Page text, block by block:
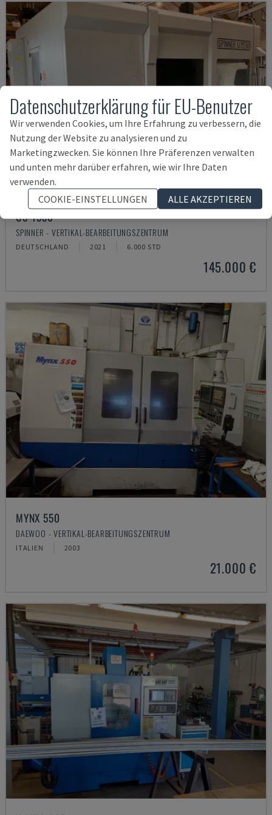
U5-1530
SPINNER - VERTIKAL-BEARBEITUNGSZENTRUM
DEUTSCHLAND 2021 6.000 STD
145.000 €
MYNX 550
DAEWOO - VERTIKAL-BEARBEITUNGSZENTRUM
ITALIEN 2003
21.000 €
Datenschutzerklärung für EU-Benutzer
Wir verwenden Cookies, um Ihre Erfahrung zu verbessern, die
Nutzung der Website zu analysieren und zu
Marketingzwecken. Sie können Ihre Präferenzen verwalten
und unten mehr darüber erfahren, wie wir Ihre Daten
verwenden.
COOKIE-EINSTELLUNGEN
ALLE AKZEPTIEREN